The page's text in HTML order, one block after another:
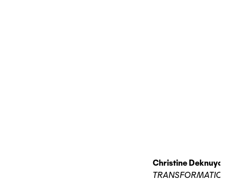
Christine Deknuydt
TRANSFORMATION